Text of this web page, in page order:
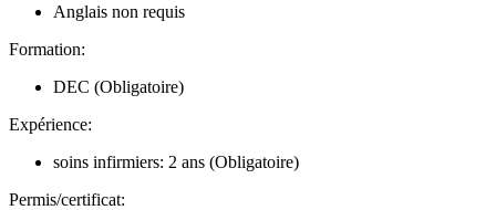
Anglais non requis
Formation:
DEC (Obligatoire)
Expérience:
soins infirmiers: 2 ans (Obligatoire)
Permis/certificat: